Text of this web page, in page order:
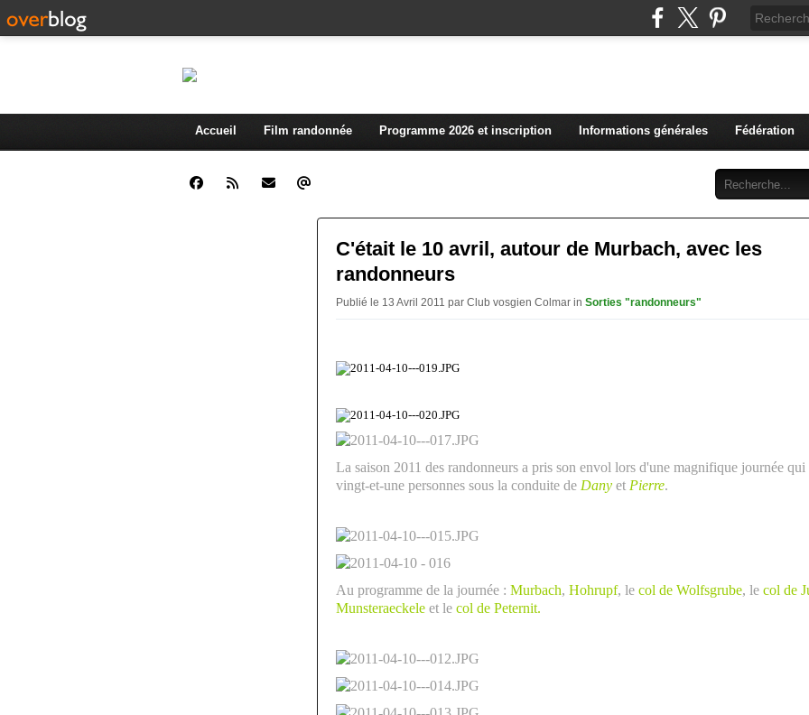
Accueil Film randonnée Programme 2026 et inscription Informations générales Fédération
C'était le 10 avril, autour de Murbach, avec les
randonneurs
Publié le 13 Avril 2011 par Club vosgien Colmar in Sorties "randonneurs"
La saison 2011 des randonneurs a pris son envol lors d'une magnifique journée qui
vingt-et-une personnes sous la conduite de Dany et Pierre.
Au programme de la journée : Murbach, Hohrupf, le col de Wolfsgrube, le col de
Munsteraeckele et le col de Peternit.